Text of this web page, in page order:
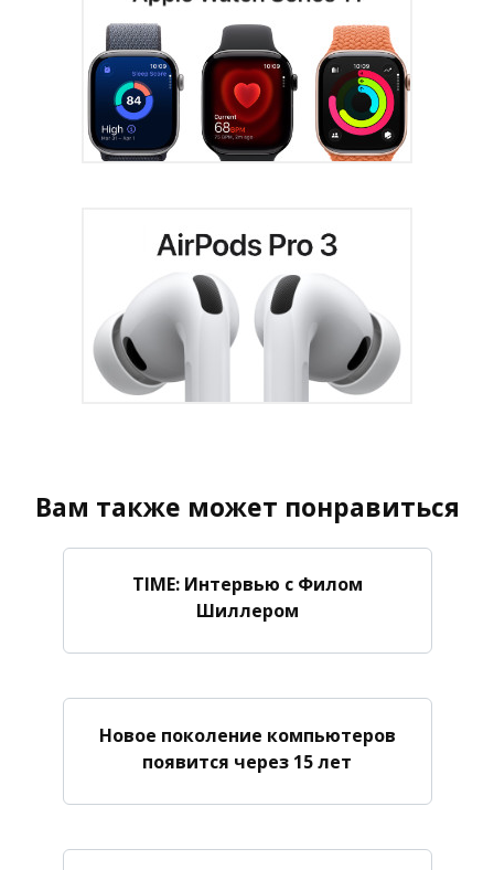
Вам также может понравиться
TIME: Интервью с Филом
Шиллером
Новое поколение компьютеров
появится через 15 лет